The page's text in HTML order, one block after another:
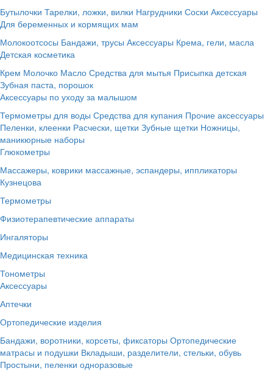
Бутылочки Тарелки, ложки, вилки Нагрудники Соски Аксессуары
Для беременных и кормящих мам
Молокоотсосы Бандажи, трусы Аксессуары Крема, гели, масла
Детская косметика
Крем Молочко Масло Средства для мытья Присыпка детская
Зубная паста, порошок
Аксессуары по уходу за малышом
Термометры для воды Средства для купания Прочие аксессуары
Пеленки, клеенки Расчески, щетки Зубные щетки Ножницы,
маникюрные наборы
Глюкометры
Массажеры, коврики массажные, эспандеры, иппликаторы
Кузнецова
Термометры
Физиотерапевтические аппараты
Ингаляторы
Медицинская техника
Тонометры
Аксессуары
Аптечки
Ортопедические изделия
Бандажи, воротники, корсеты, фиксаторы Ортопедические
матрасы и подушки Вкладыши, разделители, стельки, обувь
Простыни, пеленки одноразовые